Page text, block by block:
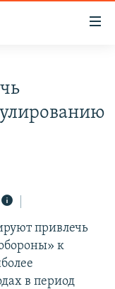
привлечь
к
в период